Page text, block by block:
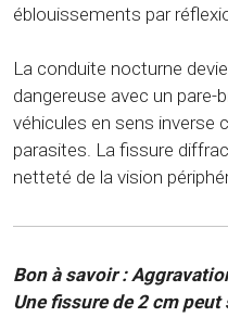
éblouissements par
La conduite nocturne
dangereuse avec un pare-
véhicules en sens inverse
parasites. La fissure
netteté de la vision
Bon à savoir :
Une fissure de 2 cm